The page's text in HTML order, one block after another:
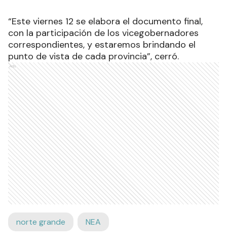
“Este viernes 12 se elabora el documento final,
con la participación de los vicegobernadores
correspondientes, y estaremos brindando el
punto de vista de cada provincia”, cerró.
Ads
norte grande NEA